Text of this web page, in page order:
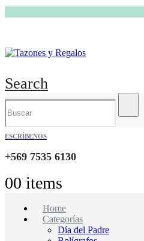
Search
ESCRÍBENOS
+569 7535 6130
00 items
Home
Categorías
Día del Padre